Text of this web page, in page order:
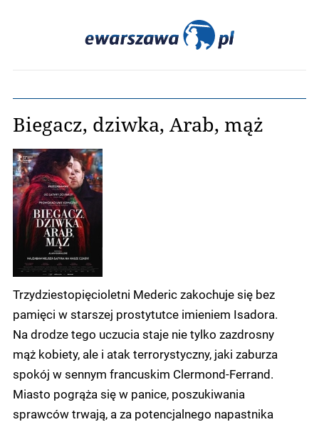
Biegacz, dziwka, Arab, mąż
Trzydziestopięcioletni Mederic zakochuje się bez
pamięci w starszej prostytutce imieniem Isadora.
Na drodze tego uczucia staje nie tylko zazdrosny
mąż kobiety, ale i atak terrorystyczny, jaki zaburza
spokój w sennym francuskim Clermond-Ferrand.
Miasto pogrąża się w panice, poszukiwania
sprawców trwają, a za potencjalnego napastnika